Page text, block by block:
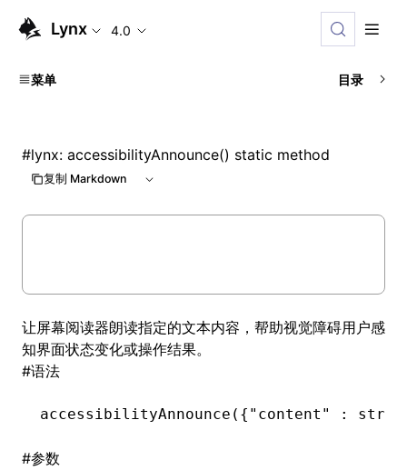
Lynx 4.0
菜单 目录
#lynx: accessibilityAnnounce() static method
复制 Markdown
让屏幕阅读器朗读指定的文本内容，帮助视觉障碍用户感
知界面状态变化或操作结果。
#语法
accessibilityAnnounce ({ "content" :
#参数